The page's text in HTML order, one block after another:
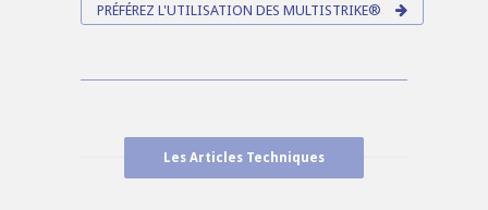
PRÉFÉREZ L'UTILISATION DES MULTISTRIKE®
Les Articles Techniques